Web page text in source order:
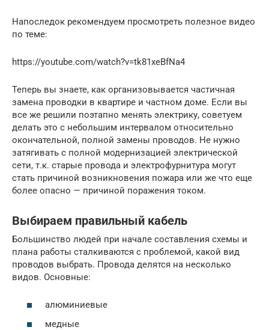
Напоследок рекомендуем просмотреть полезное видео
по теме:
https://youtube.com/watch?v=tk81xeBfNa4
Теперь вы знаете, как организовывается частичная
замена проводки в квартире и частном доме. Если вы
все же решили поэтапно менять электрику, советуем
делать это с небольшим интервалом относительно
окончательной, полной замены проводов. Не нужно
затягивать с полной модернизацией электрической
сети, т.к. старые провода и электрофурнитура могут
стать причиной возникновения пожара или же что еще
более опасно — причиной поражения током.
Выбираем правильный кабель
Большинство людей при начале составления схемы и
плана работы сталкиваются с проблемой, какой вид
проводов выбрать. Провода делятся на несколько
видов. Основные:
алюминиевые
медные